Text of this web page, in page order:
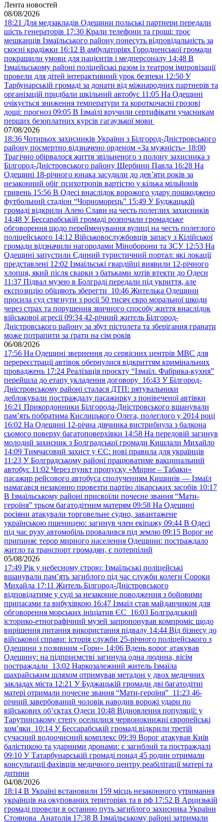
Лента новостей
08/08/2026
18:21 Для медзакладів Одещини польські партнери передали
шість генераторів 17:30 Крали телефони та гроші: троє
мешканців Ізмаїльського району понесуть відповідальність за
скоєні крадіжки 16:12 В амбулаторіях Городненської громади
покращили умови для пацієнтів і медперсоналу 14:48 В
Ізмаїльському районі поліцейські разом із театром імпровізації
провели для дітей інтерактивний урок безпеки 12:50 У
Тарбунарській громаді за донати від міжнародних партнерів та
організацій придбали шкільний автобус 11:05 На Одещині
очікується зниження температури та короткочасні грозові
дощі: прогноз 09:05 В Ізмаїлі вручили сертифікати учасникам
перших безоплатних курсів гагаузької мови
07/08/2026
18:36 Чотирьох захисників України з Білгород-Дністровського
району посмертно відзначено орденом «За мужність» 18:00
Трагічно обірвалося життя звільненого з полону захисника з
Білгород-Дністровського району Щербини Павла 16:28 На
Одещині 18-річного юнака засудили до дев’яти років за
незаконний обіг психотропів вартістю у кілька мільйонів
гривень 15:56 В Одесі внаслідок ворожого удару пошкоджено
футбольний стадіон “Чорноморець” 15:49 У Буджацькій
громаді відкрили Алею Слави на честь полеглих захисників
14:48 У Бессарабській громаді розпочали громадське
обговорення щодо перейменування вулиці на честь полеглого
поліцейського 14:12 Військовослужбовців запасу з Кілійської
громади відзначили нагородами Міноборони та ЗСУ 12:53 На
Одещині запустили Єдиний туристичний портал: які локації
представлені 12:02 Ізмаїльські гвардійці виявили 12-річного
хлопця, який після сварки з батьками хотів втекти до Одеси
11:37 Підвал музею в Болграді передали під укриття, але
експозицію обіцяють зберегти 10:46 Жителька Одещини
просила суд стягнути з росії 50 тисяч євро моральної шкоди
через страх та порушення звичного способу життя внаслідок
військової агресії 09:34 42-річний житель Білгород-
Дністровського району за збут пістолета та зберігання гранати
може потрапити за ґрати на сім років
06/08/2026
17:56 На Одещині звернення до сервісних центрів МВС для
перереєстрації автівок обернулися відкриттям кримінальних
проваджень 17:24 Реалізація проєкту “Ізмаїл. Фабрика-кухня”
перейшла до етапу укладення договору 16:43 У Білгород-
Дністровському районі сталася ДТП: рятувальники
деблокували постраждалу пасажирку з понівеченої автівки
16:21 Прикордонники Білгорода-Дністровського вшанували
пам’ять побратима Кислицького Олега, полеглого у 2014 році
16:02 На Одещині 12-річна дівчинка вистрибнула з балкона
сьомого поверху багатоповерхівки 14:58 На передовій загинув
молодий захисник з Болградської громади Кишлали Михайло
14:09 Тимчасовий захист у ЄС: нові правила для українців
11:23 У Болградському районі працюватиме вакцинальний
автобус 11:02 Через пункт пропуску «Мирне – Табаки»
пасажир рейсового автобуса сполученням Кишинів — Ізмаїл
намагався незаконно провезти партію лікарських засобів 10:17
В Ізмаїльському районі присвоїли почесне звання “Мати-
героїня” трьом багатодітним матерям 09:58 На Одещині
росіяни атакували торговельне судно, завантажене
українською пшеницею: загинув член екіпажу 09:44 В Одесі
під час руху автомобіль провалився під землю 09:15 Ворог не
припиняє терор мирного населення Одещини: постраждало
житло та транспорт громадян, є потерпілий
05/08/2026
17:49 Рік у небесному строю: Ізмаїльські поліцейські
вшанували пам’ять загиблого під час служби колеги Сороки
Михайла 17:11 Житель Білгород-Дністровського
відповідатиме у суді за незаконне поводження з бойовими
припасами та вибухівкою 16:47 Ізмаїл став майданчиком для
обговорення морських ініціатив ЄС 16:03 Болградський
історико-етнографічний музей запропонував компроміс щодо
вирішення питання використання підвалу 14:44 Від бізнесу до
військової справи: історія служби 25-річного поліцейського з
Одещини з позивним «Горн» 14:06 Вдень ворог атакував
Одещину: на підприємстві загинула одна людина, вісім
постраждали 13:02 Наркозалежний житель Ізмаїла
шахрайським шляхом отримував метадон у двох медичних
закладах міста 12:21 У Буджацькій громади дві багатодітні
матері отримали почесне звання “Мати-героїня” 11:23 46-
річний завербований чоловік наводив ворожі удари по
військових обʼєктах Одеси 10:48 Відновлення популяції: у
Тарутинському степу оселилися червонокнижні європейські
хом’яки 10:14 У Бессарабській громаді відкрили третій
сучасний водоочисний комплекс 09:39 Ворог атакував Київ
балістикою та ударними дронами: є загиблий та постраждалі
09:10 У Татарбунарській громаді понад 45 родин отримали
консультації фахівців медичного центру реабілітації матері та
дитини
04/08/2026
18:14 В Україні встановили 159 місць незаконного утримання
українців на окупованих територіях та в рф 17:52 В Арцизькій
громаді провели в останню путь загиблого захисника України
Стоянова Анатолія 17:38 В Ізмаїльському районі затримали